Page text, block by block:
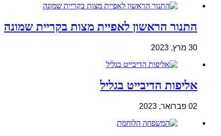
התנור הראשון לאפיית מצות בקריית שמונה
30 מרץ, 2023
אליפות הדיבייט בגליל
02 פברואר, 2023